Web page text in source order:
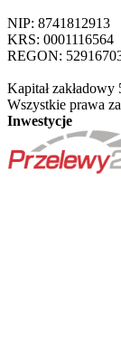
NIP: 8741812913
KRS: 0001116564
REGON:
Kapitał zakładowy
Wszystkie prawa
Inwestycje